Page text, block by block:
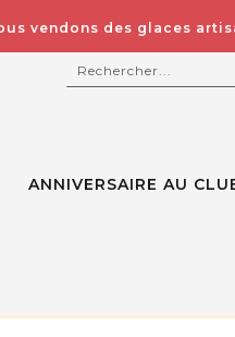
vendons des glaces
RECHERCHER
ANNIVERSAIRE AU